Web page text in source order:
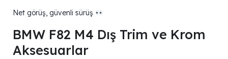
Net görüş, güvenli sürüş
BMW F82 M4 Dış Trim ve Krom
Aksesuarlar